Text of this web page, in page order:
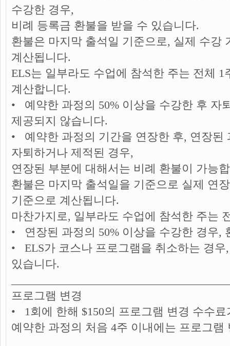
수강한 경우,
비례 등록금 환불을 받을 수 있습니다.
환불은 마지막 출석일 기준으로, 실제 수강
계산됩니다.
ELS는 일부라도 수업에 참석한 주는 전체 1
계산합니다.
• 예약한 과정의 50% 이상을 수강한 후 자
제공되지 않습니다.
• 예약한 과정의 기간을 연장한 후, 연장된
자퇴하거나 제적된 경우,
연장된 부분에 대해서는 비례 환불이 가능
환불은 마지막 출석일을 기준으로 실제 연
기준으로 계산됩니다.
마찬가지로, 일부라도 수업에 참석한 주는
• 연장된 과정의 50% 이상을 수강한 경우,
• ELS가 코스나 프로그램을 취소하는 경우
있습니다.
프로그램 변경
• 1회에 한해 $150의 프로그램 변경 수수
예약한 과정의 처음 4주 이내에는 프로그